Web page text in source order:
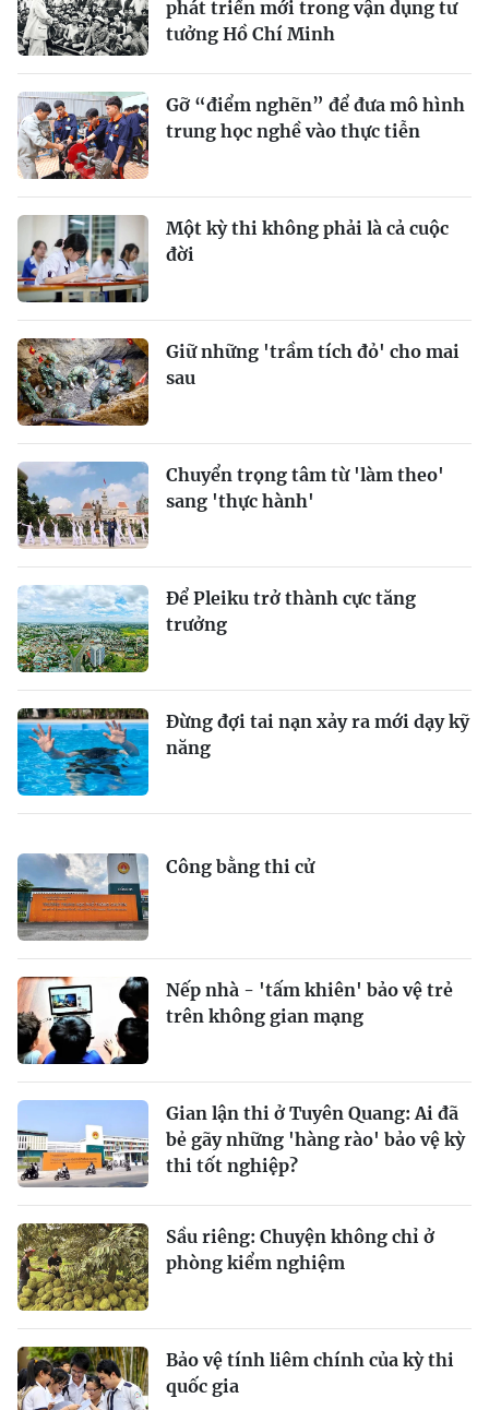
phát triển mới trong vận dụng tư
tưởng Hồ Chí Minh
Gỡ “điểm nghẽn” để đưa mô hình
trung học nghề vào thực tiễn
Một kỳ thi không phải là cả cuộc
đời
Giữ những 'trầm tích đỏ' cho mai
sau
Chuyển trọng tâm từ 'làm theo'
sang 'thực hành'
Để Pleiku trở thành cực tăng
trưởng
Đừng đợi tai nạn xảy ra mới dạy kỹ
năng
Công bằng thi cử
Nếp nhà - 'tấm khiên' bảo vệ trẻ
trên không gian mạng
Gian lận thi ở Tuyên Quang: Ai đã
bẻ gãy những 'hàng rào' bảo vệ kỳ
thi tốt nghiệp?
Sầu riêng: Chuyện không chỉ ở
phòng kiểm nghiệm
Bảo vệ tính liêm chính của kỳ thi
quốc gia